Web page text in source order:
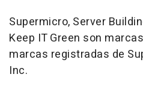
Supermicro, Server
Keep IT Green son
marcas registradas de
Inc.